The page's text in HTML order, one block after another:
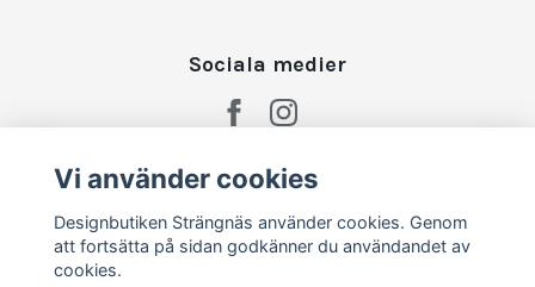
Sociala medier
Vi använder cookies
Designbutiken Strängnäs använder cookies. Genom
att fortsätta på sidan godkänner du användandet av
cookies.